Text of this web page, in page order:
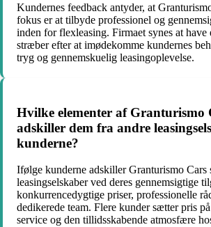
Kundernes feedback antyder, at
fokus er at tilbyde professionel og
inden for flexleasing. Firmaet synes at
stræber efter at imødekomme kundernes
tryg og gennemskuelig leasingoplevelse.
Hvilke elementer af Granturismo
adskiller dem fra andre
kunderne?
Ifølge kunderne adskiller Granturismo Cars
leasingselskaber ved deres gennemsigtige
konkurrencedygtige priser, professionelle
dedikerede team. Flere kunder sætter pris
service og den tillidsskabende atmosfære